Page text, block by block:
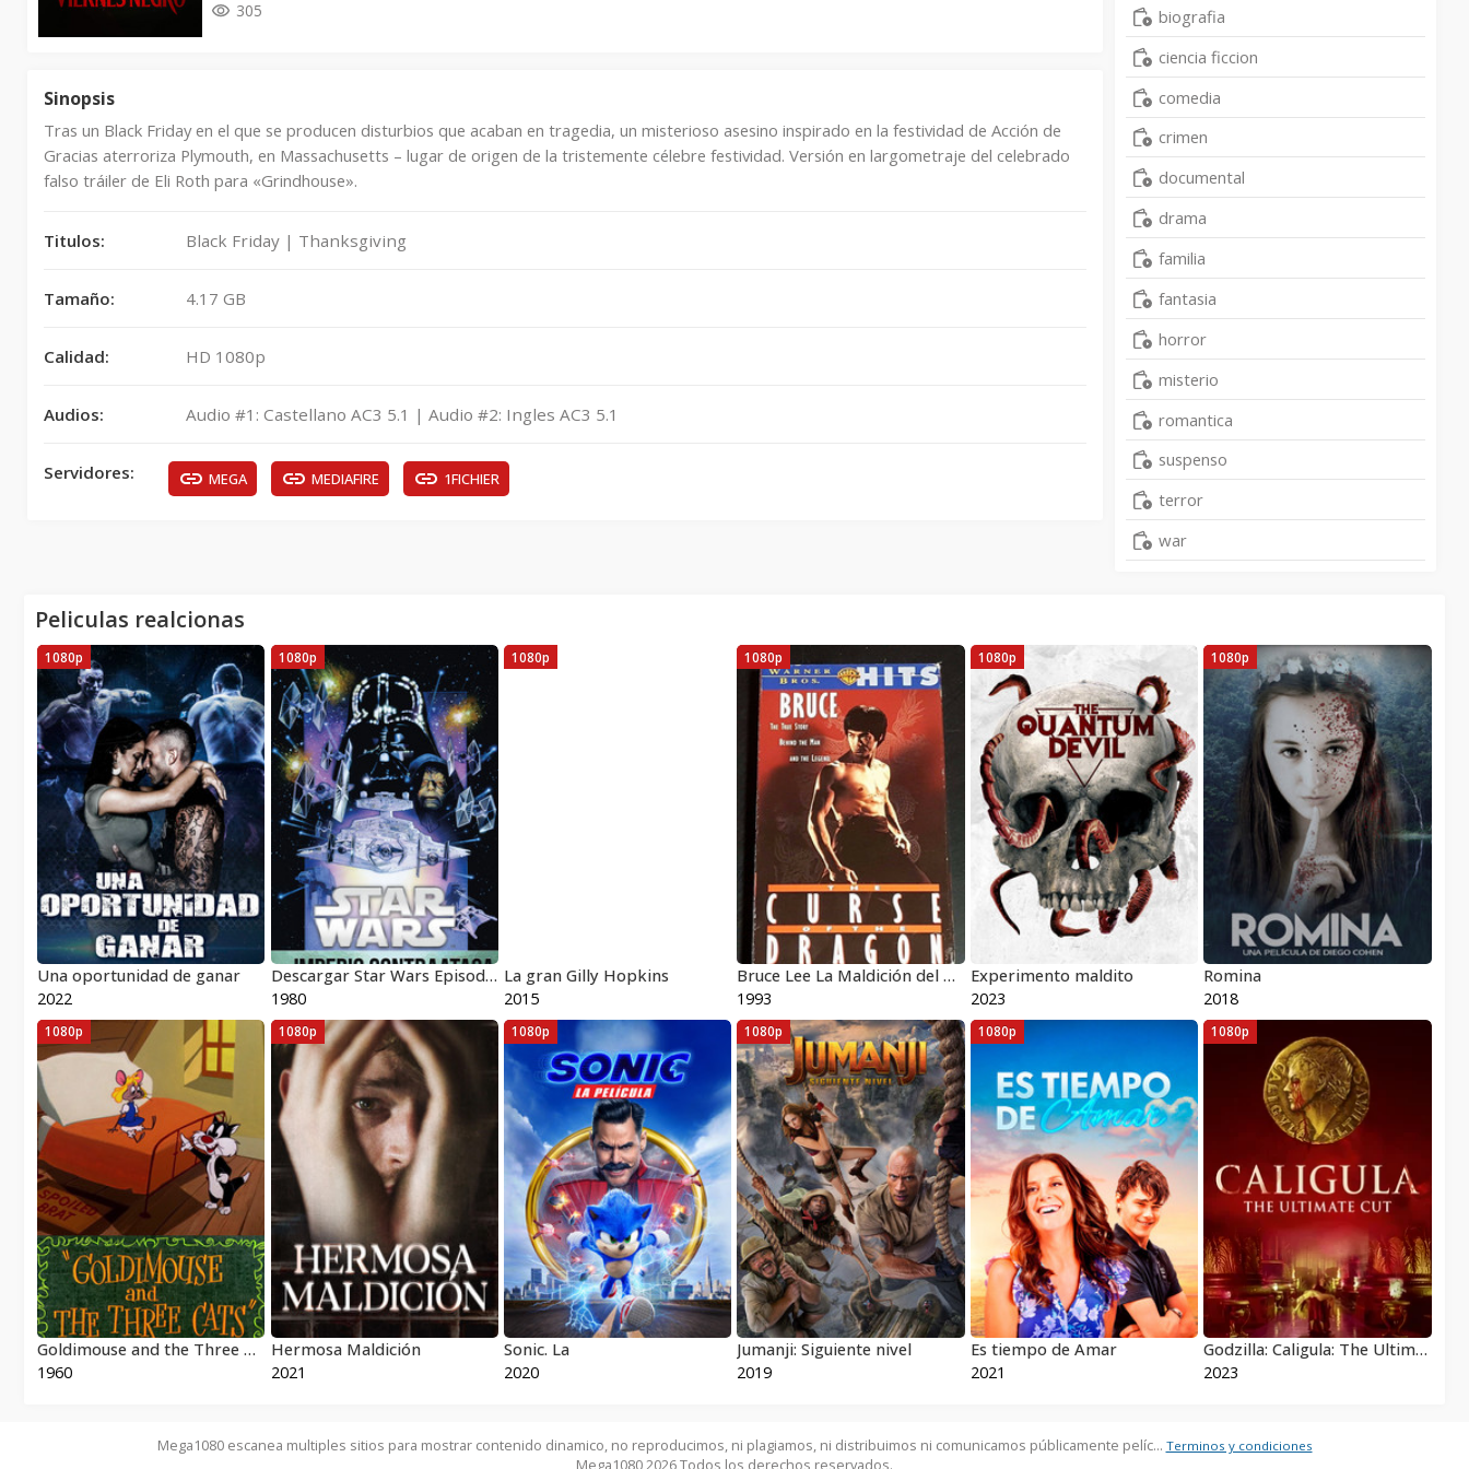
305
Sinopsis
Tras un Black Friday en el que se producen disturbios que acaban en tragedia, un misterioso asesino inspirado en la festividad de Acción de
Gracias aterroriza Plymouth, en Massachusetts – lugar de origen de la tristemente célebre festividad. Versión en largometraje del celebrado
falso tráiler de Eli Roth para «Grindhouse».
Titulos: Black Friday | Thanksgiving
Tamaño: 4.17 GB
Calidad: HD 1080p
Audios: Audio #1: Castellano AC3 5.1 | Audio #2: Ingles AC3 5.1
Servidores: MEGA MEDIAFIRE 1FICHIER
biografia
ciencia ficcion
comedia
crimen
documental
drama
familia
fantasia
horror
misterio
romantica
suspenso
terror
war
Peliculas realcionas
Una oportunidad de ganar
2022
1080p
Descargar Star Wars Episodio 5 El Imperio Contraataca
1980
1080p
La gran Gilly Hopkins
2015
1080p
Bruce Lee La Maldición del Dragón
1993
1080p
Experimento maldito
2023
1080p
Romina
2018
1080p
Goldimouse and the Three Cats 1960
1960
1080p
Hermosa Maldición
2021
1080p
Sonic. La
2020
1080p
Jumanji: Siguiente nivel
2019
1080p
Es tiempo de Amar
2021
1080p
Godzilla: Caligula: The Ultimate Cut 2023
2023
1080p
Mega1080 escanea multiples sitios para mostrar contenido dinamico, no reproducimos, ni plagiamos, ni distribuimos ni comunicamos públicamente pelíc... Terminos y condiciones